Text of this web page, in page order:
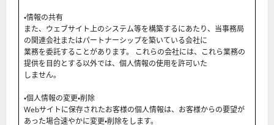
・情報の共有
また、ウェブサイト上のシステム等を構築するにあたり、当事務局
の関連会社またはパートナーシップを築いている会社に
業務を委託することがあります。 これらの会社には、これら業務の
提供を目的とする以外では、個人情報の使用を許可いた
しません。
・個人情報の変更・削除
Webサイトに保存されたお客様の個人情報は、お客様からの要望が
あった場合速やかに変更・削除をします。